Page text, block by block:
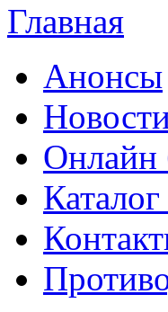
Главная
Анонсы
Онлайн